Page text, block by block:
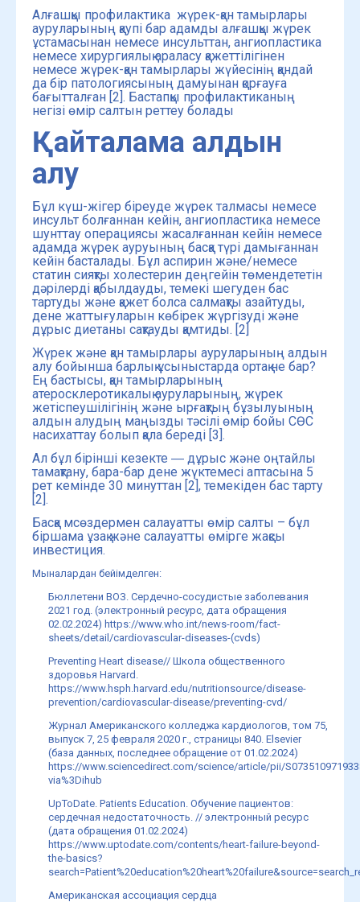
Алғашқы профилактика ​​ жүрек-қан тамырлары
ауруларының қаупі бар адамды алғашқы жүрек
ұстамасынан немесе инсульттан, ангиопластика
немесе хирургиялық араласу қажеттілігінен
немесе жүрек-қан тамырлары жүйесінің қандай
да бір патологиясының дамуынан қорғауға
бағытталған [2]. Бастапқы профилактиканың
негізі өмір салтын реттеу болады
Қайталама алдын
алу
Бұл күш-жігер біреуде жүрек талмасы немесе
инсульт болғаннан кейін, ангиопластика немесе
шунттау операциясы жасалғаннан кейін немесе
адамда жүрек ауруының басқа түрі дамығаннан
кейін басталады. Бұл аспирин және/немесе
статин сияқты холестерин деңгейін төмендететін
дәрілерді қабылдауды, темекі шегуден бас
тартуды және қажет болса салмақты азайтуды,
дене жаттығуларын көбірек жүргізуді және
дұрыс диетаны сақтауды қамтиды. [2]
Жүрек және қан тамырлары ауруларының алдын
алу бойынша барлық ұсыныстарда ортақ не бар?
Ең бастысы, қан тамырларының
атеросклеротикалық ауруларының, жүрек
жетіспеушілігінің және ырғақтың бұзылуының
алдын алудың маңызды тәсілі өмір бойы СӨС
насихаттау болып қала береді [3].
Ал бұл бірінші кезекте ― дұрыс және оңтайлы
тамақтану, бара-бар дене жүктемесі аптасына 5
рет кемінде 30 минуттан [2], темекіден бас тарту
[2].
Басқа мсөздермен салауатты өмір салты – бұл
біршама ұзақ және салауатты өмірге жақсы
инвестиция.
Мыналардан бейімделген:
Бюллетени ВОЗ. Сердечно-сосудистые заболевания
2021 год. (электронный ресурс, дата обращения
02.02.2024) https://www.who.int/news-room/fact-
sheets/detail/cardiovascular-diseases-(cvds)
Preventing Heart disease// Школа общественного
здоровья Harvard.
https://www.hsph.harvard.edu/nutritionsource/disease-
prevention/cardiovascular-disease/preventing-cvd/
Журнал Американского колледжа кардиологов, том 75,
выпуск 7, 25 февраля 2020 г., страницы 840. Elsevier
(база данных, последнее обращение от 01.02.2024)
https://www.sciencedirect.com/science/article/pii/
via%3Dihub
UpToDate. Patients Education. Обучение пациентов:
сердечная недостаточность. // электронный ресурс
(дата обращения 01.02.2024)
https://www.uptodate.com/contents/heart-failure-beyond-
the-basics?
Американская ассоциация сердца